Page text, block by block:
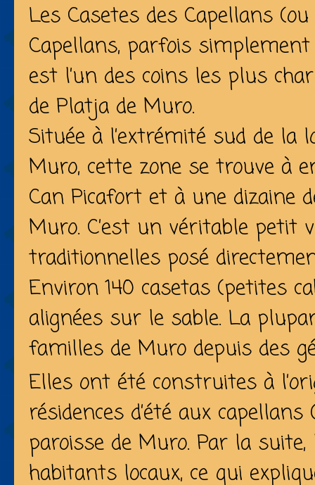
Les Casetes des Capellans (ou
Capellans, parfois
est l’un des coins les plus
de Platja de Muro.
Située à l’extrémité sud de la
Muro, cette zone se trouve à
Can Picafort et à une dizaine
Muro. C’est un véritable petit
traditionnelles posé
Environ 140 casetas (petites
alignées sur le sable. La
familles de Muro depuis des
Elles ont été construites à
résidences d’été aux capellans
paroisse de Muro. Par la suite,
habitants locaux, ce qui